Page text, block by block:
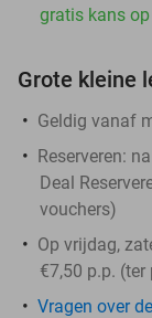
gratis kans
Grote kleine
Geldig vanaf
Reserveren:
Deal
vouchers)
Op vrijdag,
€7,50 p.p.
Vragen over